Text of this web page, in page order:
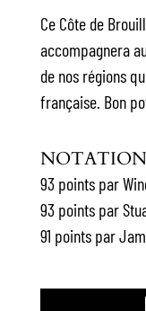
Ce Côte de
accompagnera
de nos régions
française. Bon
93 points par
93 points par
91 points par